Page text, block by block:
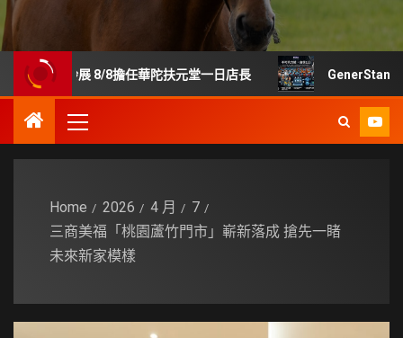
樂齡展 8/8擔任華陀扶元堂一日店長 GenerStand 擬推「
Home 2026 4 月
7
三商美福「桃園蘆竹門市」嶄新落成 搶先一睹
未來新家模樣